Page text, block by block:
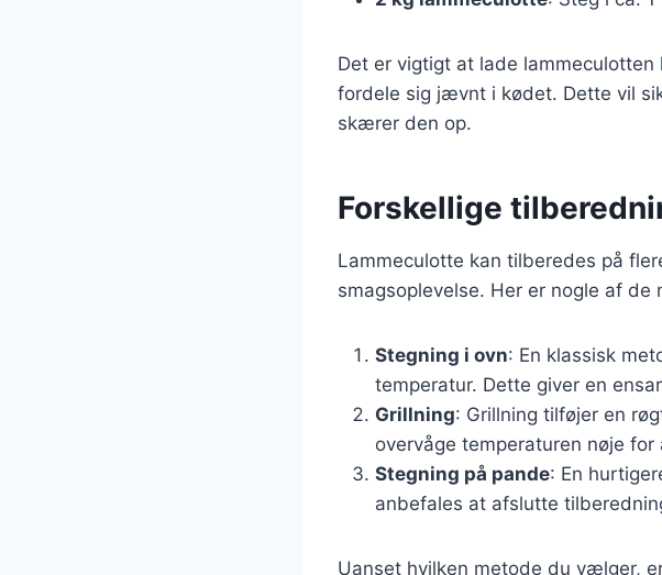
Det er vigtigt at lade
fordele sig jævnt i kødet. Dette vil
skærer den op.
Forskellige
Lammeculotte kan tilberedes på
smagsoplevelse. Her er nogle af
Stegning i ovn: En klassisk
temperatur. Dette giver en
Grillning: Grillning tilføjer en
overvåge temperaturen nøje
Stegning på pande: En
anbefales at afslutte
Uanset hvilken metode du vælger,